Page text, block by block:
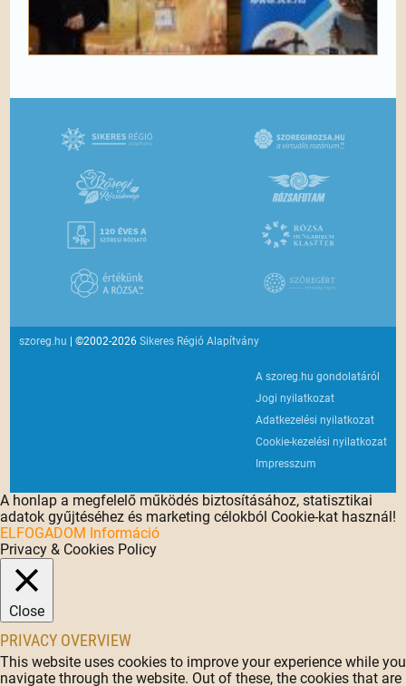
szoreg.hu | ©2002-2026Sikeres Régió Alapítvány
A szoreg.hu gondolatáról
Jogi nyilatkozat
Adatkezelési nyilatkozat
Cookie-kezelési nyilatkozat
Impresszum
A honlap a megfelelő működés biztosításához, statisztikai
adatok gyűjtéséhez és marketing célokból Cookie-kat használ!
ELFOGADOM Információ
Privacy & Cookies Policy
Close
PRIVACY OVERVIEW
This website uses cookies to improve your experience while you
navigate through the website. Out of these, the cookies that are